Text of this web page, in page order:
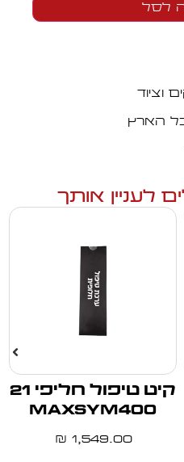
לסל
וציוד
הארץ
לעניין אותך
קיט טיפול חליפי 21
MAXSYM400
1,549.00
₪